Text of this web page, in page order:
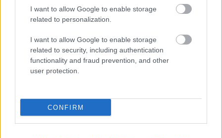
I want to allow Google to enable storage
related to personalization.
I want to allow Google to enable storage
related to security, including authentication
functionality and fraud prevention, and other
user protection.
CONFIRM
Támogatás
Támogasd adományoddal
a ManUtdFanatics.hu működését!